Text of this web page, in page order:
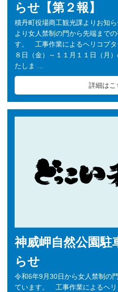
らせ【第２報】
積丹町役場商工観光課よりお知
より女人禁制の門から先端まで
す。 工事作業によるヘリコプタ
８日（金）～１１月１１日（月
たしま …
詳細はこ
神威岬自然公園駐
らせ
令和6年9月30日から女人禁制の
ています。 工事作業によるヘリ